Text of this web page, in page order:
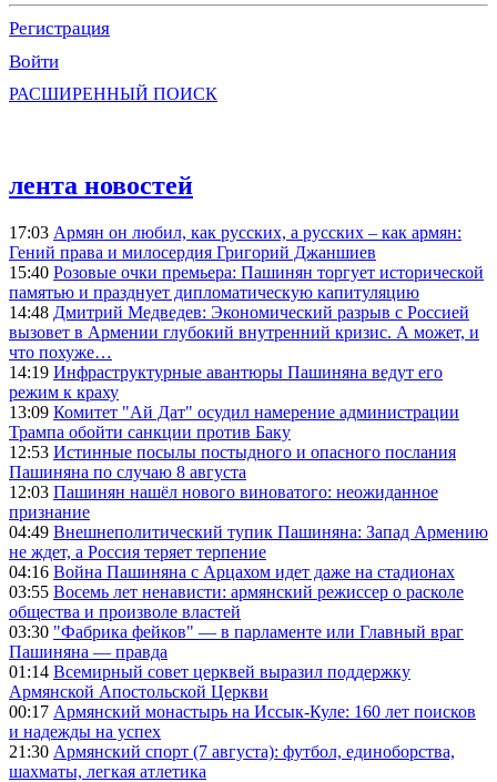
Регистрация
Войти
РАСШИРЕННЫЙ ПОИСК
лента новостей
17:03 Армян он любил, как русских, а русских – как армян:
Гений права и милосердия Григорий Джаншиев
15:40 Розовые очки премьера: Пашинян торгует исторической
памятью и празднует дипломатическую капитуляцию
14:48 Дмитрий Медведев: Экономический разрыв с Россией
вызовет в Армении глубокий внутренний кризис. А может, и
что похуже…
14:19 Инфраструктурные авантюры Пашиняна ведут его
режим к краху
13:09 Комитет "Ай Дат" осудил намерение администрации
Трампа обойти санкции против Баку
12:53 Истинные посылы постыдного и опасного послания
Пашиняна по случаю 8 августа
12:03 Пашинян нашёл нового виноватого: неожиданное
признание
04:49 Внешнеполитический тупик Пашиняна: Запад Армению
не ждет, а Россия теряет терпение
04:16 Война Пашиняна с Арцахом идет даже на стадионах
03:55 Восемь лет ненависти: армянский режиссер о расколе
общества и произволе властей
03:30 "Фабрика фейков" — в парламенте или Главный враг
Пашиняна — правда
01:14 Всемирный совет церквей выразил поддержку
Армянской Апостольской Церкви
00:17 Армянский монастырь на Иссык-Куле: 160 лет поисков
и надежды на успех
21:30 Армянский спорт (7 августа): футбол, единоборства,
шахматы, легкая атлетика